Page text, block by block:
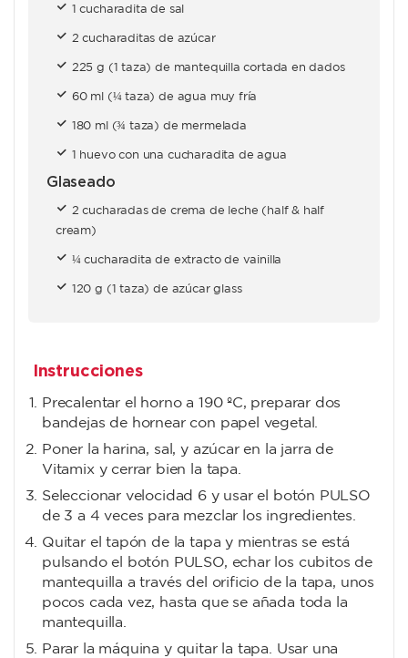
1 cucharadita de sal
2 cucharaditas de azúcar
225 g (1 taza) de mantequilla cortada en dados
60 ml (¼ taza) de agua muy fría
180 ml (¾ taza) de mermelada
1 huevo con una cucharadita de agua
Glaseado
2 cucharadas de crema de leche (half & half
cream)
¼ cucharadita de extracto de vainilla
120 g (1 taza) de azúcar glass
Instrucciones
Precalentar el horno a 190 ºC, preparar dos
bandejas de hornear con papel vegetal.
Poner la harina, sal, y azúcar en la jarra de
Vitamix y cerrar bien la tapa.
Seleccionar velocidad 6 y usar el botón PULSO
de 3 a 4 veces para mezclar los ingredientes.
Quitar el tapón de la tapa y mientras se está
pulsando el botón PULSO, echar los cubitos de
mantequilla a través del orificio de la tapa, unos
pocos cada vez, hasta que se añada toda la
mantequilla.
Parar la máquina y quitar la tapa. Usar una